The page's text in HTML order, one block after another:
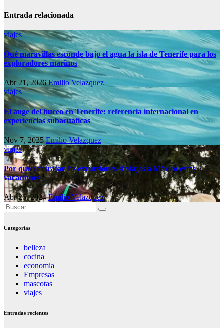
Entrada relacionada
viajes
Qué maravillas esconde bajo el agua la isla de Tenerife para los
exploradores marinos
Abr 21, 2026Emilio Velazquez
viajes
El auge del buceo en Tenerife: referencia internacional en
experiencias subacuáticas
Nov 7, 2025Emilio Velazquez
viajes
Por qué contratar las excursiones si viajas a México estas
vacaciones
Abr 26, 2024Emilio Velazquez
Categorías
belleza
cocina
economia
Empresas
mascotas
viajes
Entradas recientes